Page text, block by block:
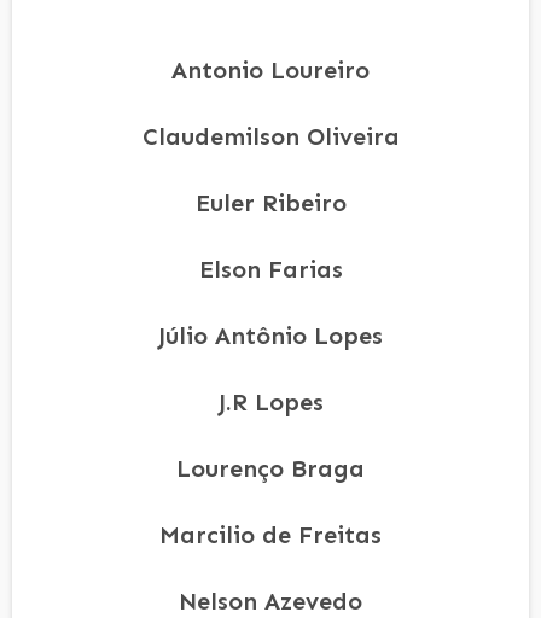
Antonio Loureiro
Claudemilson Oliveira
Euler Ribeiro
Elson Farias
Júlio Antônio Lopes
J.R Lopes
Lourenço Braga
Marcilio de Freitas
Nelson Azevedo